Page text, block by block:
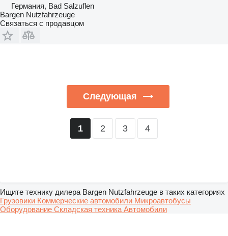
Германия, Bad Salzuflen
Bargen Nutzfahrzeuge
Связаться с продавцом
Следующая
1 2 3 4
Ищите технику дилера Bargen Nutzfahrzeuge в таких категориях
Грузовики Коммерческие автомобили Микроавтобусы
Оборудование Складская техника Автомобили